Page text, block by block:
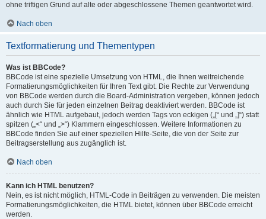
ohne triftigen Grund auf alte oder abgeschlossene Themen geantwortet wird.
Nach oben
Textformatierung und Thementypen
Was ist BBCode?
BBCode ist eine spezielle Umsetzung von HTML, die Ihnen weitreichende
Formatierungsmöglichkeiten für Ihren Text gibt. Die Rechte zur Verwendung
von BBCode werden durch die Board-Administration vergeben, können jedoch
auch durch Sie für jeden einzelnen Beitrag deaktiviert werden. BBCode ist
ähnlich wie HTML aufgebaut, jedoch werden Tags von eckigen („[“ und „]“) statt
spitzen („<“ und „>“) Klammern eingeschlossen. Weitere Informationen zu
BBCode finden Sie auf einer speziellen Hilfe-Seite, die von der Seite zur
Beitragserstellung aus zugänglich ist.
Nach oben
Kann ich HTML benutzen?
Nein, es ist nicht möglich, HTML-Code in Beiträgen zu verwenden. Die meisten
Formatierungsmöglichkeiten, die HTML bietet, können über BBCode erreicht
werden.